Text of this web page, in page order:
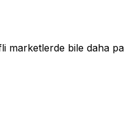
marketlerde bile daha